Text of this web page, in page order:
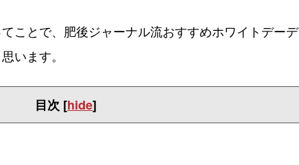
ことで、肥後ジャーナル流おすすめホワイトデーデ
います。
目次 [hide]